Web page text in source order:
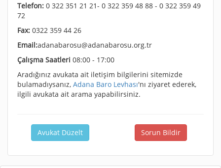
Telefon: 0 322 351 21 21- 0 322 359 48 88 - 0 322 359 49
72
Fax: 0322 359 44 26
Email:adanabarosu@adanabarosu.org.tr
Çalışma Saatleri 08:00 - 17:00
Aradığınız avukata ait iletişim bilgilerini sitemizde
bulamadıysanız, Adana Baro Levhası'nı ziyaret ederek,
ilgili avukata ait arama yapabilirsiniz.
Avukat Düzelt Sorun Bildir